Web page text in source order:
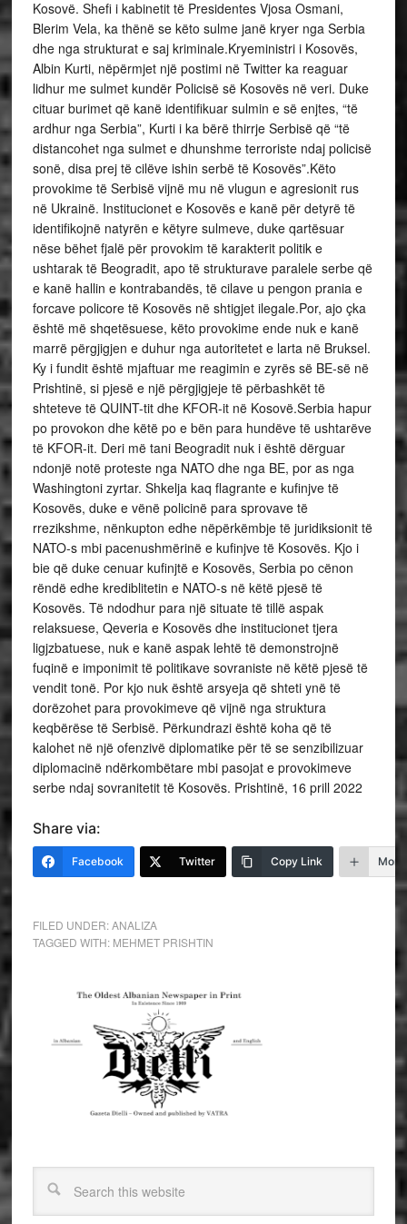
Kosovë. Shefi i kabinetit të Presidentes Vjosa Osmani,
Blerim Vela, ka thënë se këto sulme janë kryer nga Serbia
dhe nga strukturat e saj kriminale.Kryeministri i Kosovës,
Albin Kurti, nëpërmjet një postimi në Twitter ka reaguar
lidhur me sulmet kundër Policisë së Kosovës në veri. Duke
cituar burimet që kanë identifikuar sulmin e së enjtes, “të
ardhur nga Serbia”, Kurti i ka bërë thirrje Serbisë që “të
distancohet nga sulmet e dhunshme terroriste ndaj policisë
sonë, disa prej të cilëve ishin serbë të Kosovës”.Këto
provokime të Serbisë vijnë mu në vlugun e agresionit rus
në Ukrainë. Institucionet e Kosovës e kanë për detyrë të
identifikojnë natyrën e këtyre sulmeve, duke qartësuar
nëse bëhet fjalë për provokim të karakterit politik e
ushtarak të Beogradit, apo të strukturave paralele serbe që
e kanë hallin e kontrabandës, të cilave u pengon prania e
forcave policore të Kosovës në shtigjet ilegale.Por, ajo çka
është më shqetësuese, këto provokime ende nuk e kanë
marrë përgjigjen e duhur nga autoritetet e larta në Bruksel.
Ky i fundit është mjaftuar me reagimin e zyrës së BE-së në
Prishtinë, si pjesë e një përgjigjeje të përbashkët të
shteteve të QUINT-tit dhe KFOR-it në Kosovë.Serbia hapur
po provokon dhe këtë po e bën para hundëve të ushtarëve
të KFOR-it. Deri më tani Beogradit nuk i është dërguar
ndonjë notë proteste nga NATO dhe nga BE, por as nga
Washingtoni zyrtar. Shkelja kaq flagrante e kufinjve të
Kosovës, duke e vënë policinë para sprovave të
rrezikshme, nënkupton edhe nëpërkëmbje të juridiksionit të
NATO-s mbi pacenushmërinë e kufinjve të Kosovës. Kjo i
bie që duke cenuar kufinjtë e Kosovës, Serbia po cënon
rëndë edhe krediblitetin e NATO-s në këtë pjesë të
Kosovës. Të ndodhur para një situate të tillë aspak
relaksuese, Qeveria e Kosovës dhe institucionet tjera
ligjzbatuese, nuk e kanë aspak lehtë të demonstrojnë
fuqinë e imponimit të politikave sovraniste në këtë pjesë të
vendit tonë. Por kjo nuk është arsyeja që shteti ynë të
dorëzohet para provokimeve që vijnë nga struktura
keqbërëse të Serbisë. Përkundrazi është koha që të
kalohet në një ofenzivë diplomatike për të se senzibilizuar
diplomacinë ndërkombëtare mbi pasojat e provokimeve
serbe ndaj sovranitetit të Kosovës. Prishtinë, 16 prill 2022
Share via:
Facebook Twitter Copy Link More
FILED UNDER:ANALIZA
TAGGED WITH: MEHMET PRISHTIN